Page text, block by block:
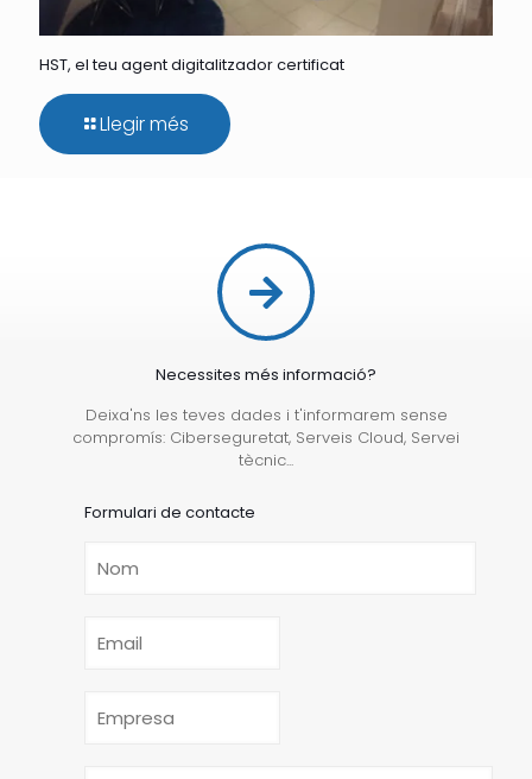
HST, el teu agent digitalitzador certificat
Llegir més
Necessites més informació?
Deixa'ns les teves dades i t'informarem sense
compromís: Ciberseguretat, Serveis Cloud, Servei
tècnic...
Formulari de contacte